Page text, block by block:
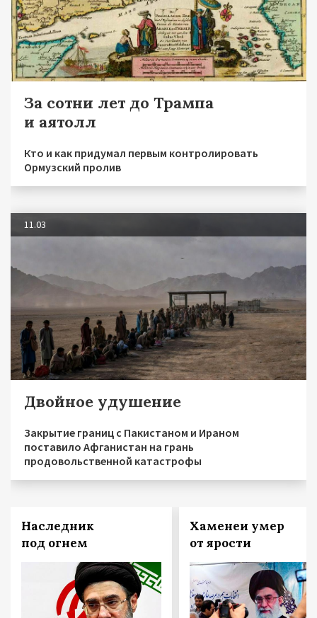
За сотни лет до Трампа
и аятолл
Кто и как придумал первым контролировать
Ормузский пролив
11.03
Двойное удушение
Закрытие границ с Пакистаном и Ираном
поставило Афганистан на грань
продовольственной катастрофы
Наследник
под огнем
Хаменеи умер
от ярости